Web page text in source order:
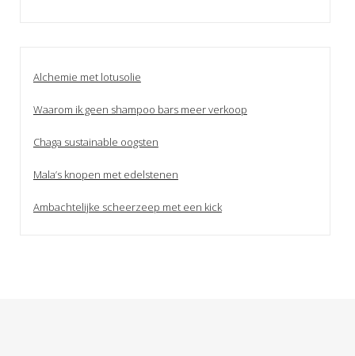
Alchemie met lotusolie
Waarom ik geen shampoo bars meer verkoop
Chaga sustainable oogsten
Mala’s knopen met edelstenen
Ambachtelijke scheerzeep met een kick